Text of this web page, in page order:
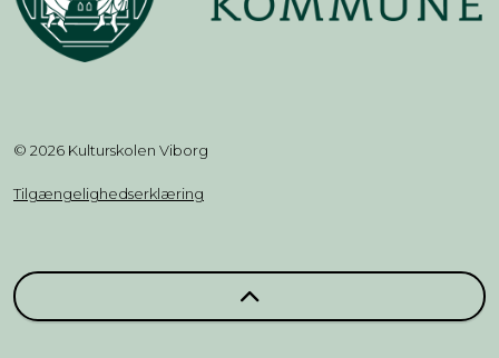
© 2026 Kulturskolen Viborg
Tilgængelighedserklæring